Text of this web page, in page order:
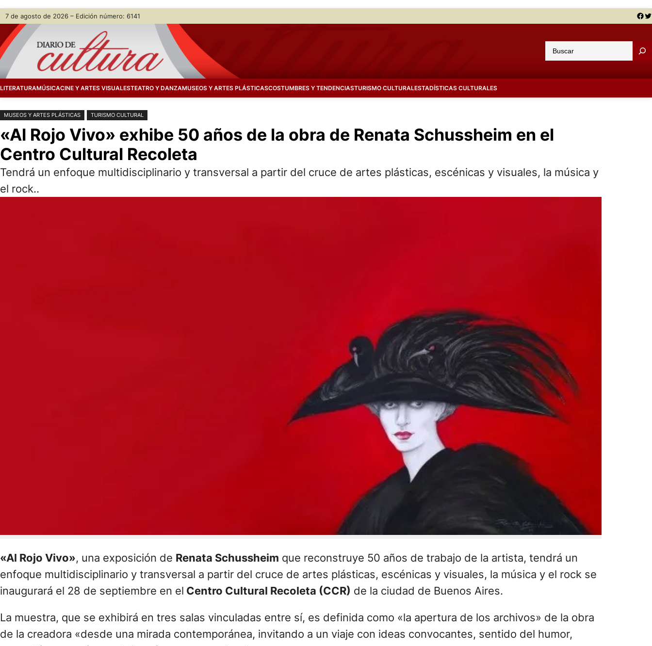
Saltar
contenido
Skip
content
7 de agosto de 2026 – Edición número: 6141 Facebook Twitter
u
a
LITERATURAMÚSICACINE Y ARTES VISUALESTEATRO Y DANZAMUSEOS Y ARTES PLÁSTICASCOSTUMBRES Y TENDENCIASTURISMO CULTURALESTADÍSTICAS CULTURALES
MUSEOS Y ARTES PLÁSTICAS TURISMO CULTURAL
«Al Rojo Vivo» exhibe 50 años de la obra de Renata Schussheim en el
Centro Cultural Recoleta
Tendrá un enfoque multidisciplinario y transversal a partir del cruce de artes plásticas, escénicas y visuales, la música y
el rock..
«Al Rojo Vivo», una exposición de Renata Schussheim que reconstruye 50 años de trabajo de la artista, tendrá un
enfoque multidisciplinario y transversal a partir del cruce de artes plásticas, escénicas y visuales, la música y el rock se
inaugurará el 28 de septiembre en el Centro Cultural Recoleta (CCR) de la ciudad de Buenos Aires.
La muestra, que se exhibirá en tres salas vinculadas entre sí, es definida como «la apertura de los archivos» de la obra
de la creadora «desde una mirada contemporánea, invitando a un viaje con ideas convocantes, sentido del humor,